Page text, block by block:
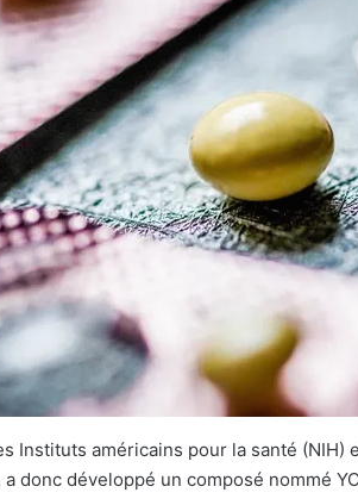
Instituts américains pour la santé (NIH)
donc développé un composé nommé